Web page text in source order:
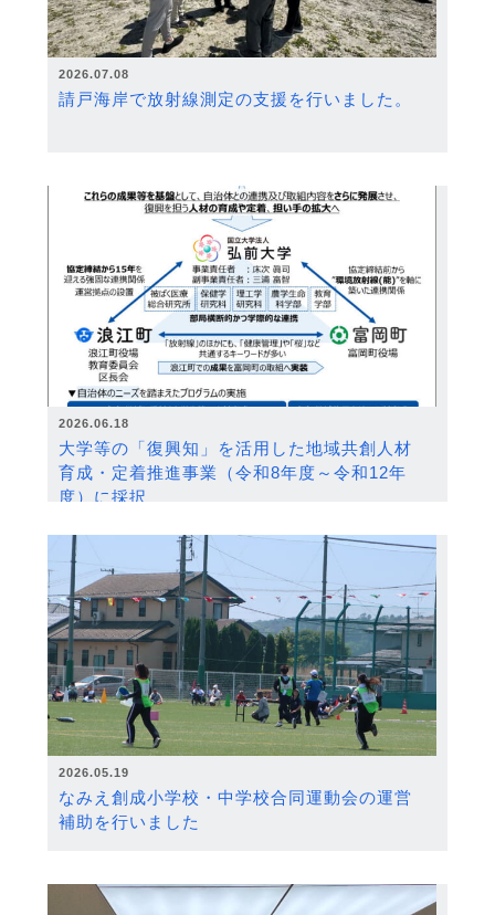
2026.07.08
請戸海岸で放射線測定の支援を行いました。
2026.06.18
大学等の「復興知」を活用した地域共創人材
育成・定着推進事業（令和8年度～令和12年
度）に採択
2026.05.19
なみえ創成小学校・中学校合同運動会の運営
補助を行いました